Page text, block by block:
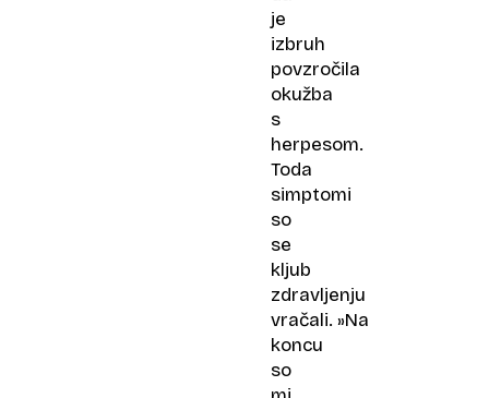
je
izbruh
povzročila
okužba
s
herpesom.
Toda
simptomi
so
se
kljub
zdravljenju
vračali. »Na
koncu
so